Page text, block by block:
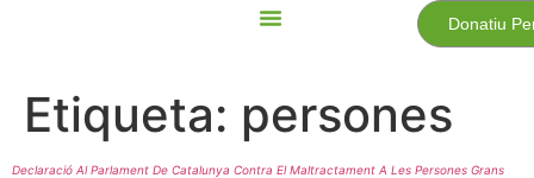
Donatiu
Etiqueta: persones
Declaració Al Parlament De Catalunya Contra El Maltractament A Les Persones Grans